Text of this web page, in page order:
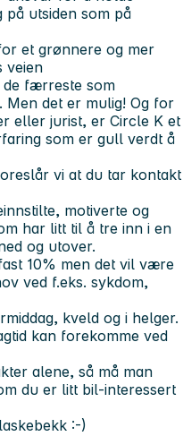
på utsiden som på
et grønnere og mer
veien
de færreste som
Men det er mulig! Og for
eller jurist, er Circle K et
som er gull verdt å
vi at du tar kontakt
motiverte og
har litt til å tre inn i en
og utover.
10% men det vil være
ved f.eks. sykdom,
kveld og i helger.
kan forekomme ved
alene, så må man
du er litt bil-interessert
:-)